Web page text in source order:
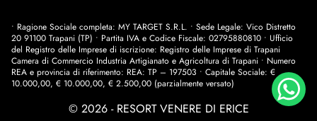
• Ragione Sociale completa: MY TARGET S.R.L. • Sede Legale: Vico Distretto
20 91100 Trapani (TP) • Partita IVA e Codice Fiscale: 02795880810 • Ufficio
del Registro delle Imprese di iscrizione: Registro delle Imprese di Trapani
Camera di Commercio Industria Artigianato e Agricoltura di Trapani • Numero
REA e provincia di riferimento: REA: TP – 197503 • Capitale Sociale: €
10.000,00, € 10.000,00, € 2.500,00 (parzialmente versato)
© 2026 - RESORT VENERE DI ERICE